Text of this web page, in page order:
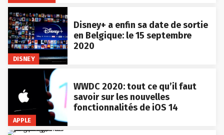
DISNEY
Disney+ a enfin sa date de sortie
en Belgique: le 15 septembre
2020
APPLE
WWDC 2020: tout ce qu’il faut
savoir sur les nouvelles
fonctionnalités de iOS 14